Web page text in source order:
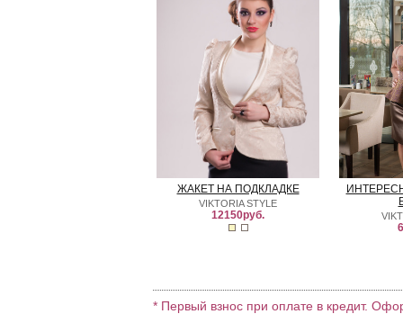
ЖАКЕТ НА ПОДКЛАДКЕ
VIKTORIA STYLE
12150руб.
* Первый взнос при оплате в кредит.